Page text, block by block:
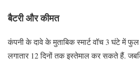
बैटरी और कीमत
कंपनी के दावे के मुताबिक स्मार्ट वॉच 3 घंटे में फुल
लगातार 12 दिनों तक इस्तेमाल कर सकते हैं.